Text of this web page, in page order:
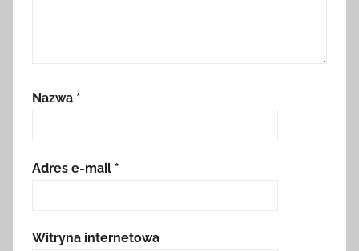
Nazwa *
Adres e-mail *
Witryna internetowa